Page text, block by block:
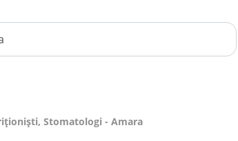
Stomatologi - Amara